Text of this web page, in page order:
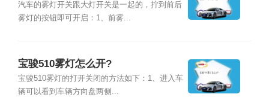
汽车的雾灯开关跟大灯开关是一起的，拧到前后
雾灯的按钮即可开启：1、前雾...
宝骏510雾灯怎么开?
宝骏510雾灯的打开关闭的方法如下：1、进入车
辆可以看到车辆方向盘两侧...